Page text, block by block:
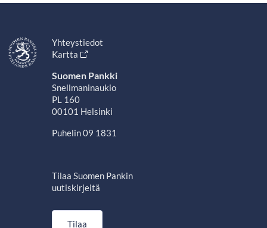
Yhteystiedot
Kartta
Suomen Pankki
Snellmaninaukio
PL 160
00101 Helsinki
Puhelin 09 1831
Tilaa Suomen Pankin
uutiskirjeitä
Tilaa